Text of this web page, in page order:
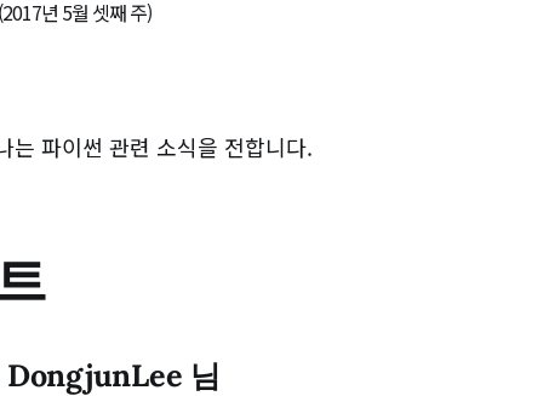
는 파이썬 관련 소식을 전합니다.
님